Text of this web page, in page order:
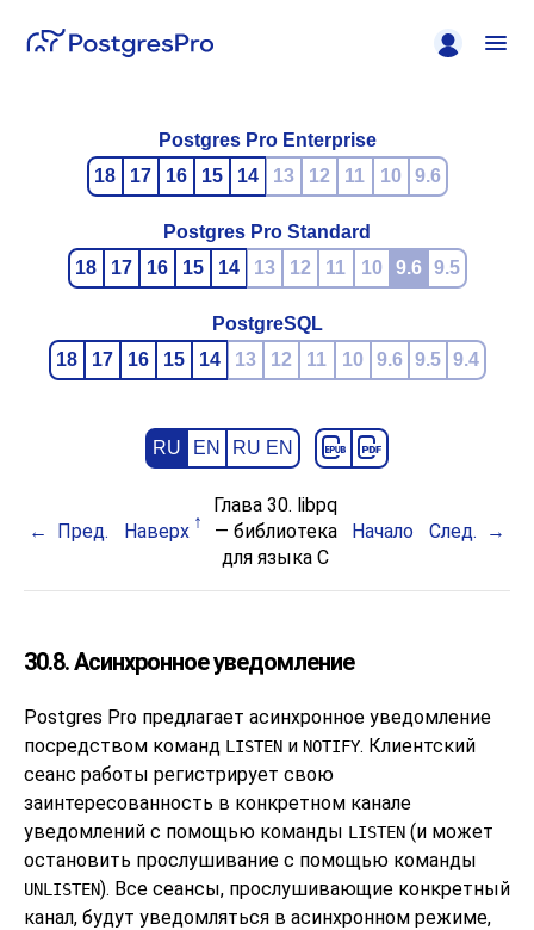
Postgres Pro Enterprise
18
17 16 15 14 13 12 11 10 9.6
Postgres Pro Standard
18
17 16 15 14 13 12 11 10 9.6 9.5
PostgreSQL
18
17 16 15 14 13 12 11 10 9.6 9.5 9.4
RU EN RU EN
Пред. Наверх
Глава 30. libpq
— библиотека
для языка C
Начало След.
30.8. Асинхронное уведомление
Postgres Pro предлагает асинхронное уведомление
посредством команд LISTEN и NOTIFY. Клиентский
сеанс работы регистрирует свою
заинтересованность в конкретном канале
уведомлений с помощью команды LISTEN (и может
остановить прослушивание с помощью команды
UNLISTEN). Все сеансы, прослушивающие конкретный
канал, будут уведомляться в асинхронном режиме,